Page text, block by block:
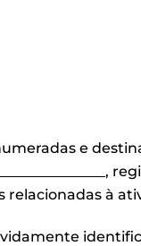
e
à